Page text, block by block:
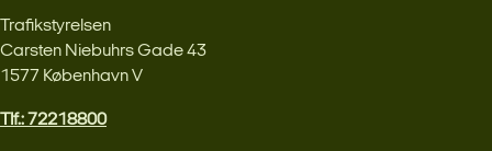
Trafikstyrelsen
Carsten Niebuhrs Gade 43
1577 København V
Tlf.: 72218800